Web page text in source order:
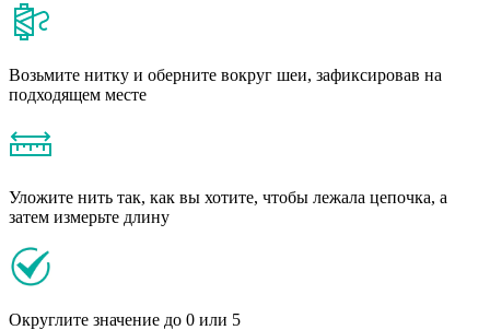
Возьмите нитку и оберните вокруг шеи, зафиксировав на
подходящем месте
Уложите нить так, как вы хотите, чтобы лежала цепочка, а
затем измерьте длину
Округлите значение до 0 или 5